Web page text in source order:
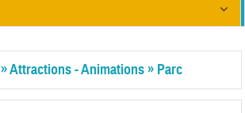
»Attractions - Animations» Parc